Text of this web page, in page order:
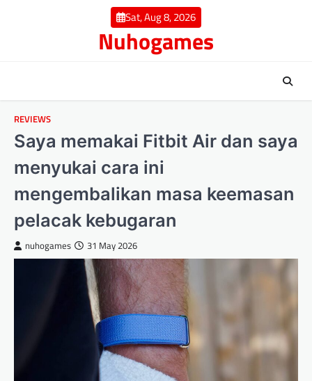
Sat, Aug 8, 2026
Nuhogames
REVIEWS
Saya memakai Fitbit Air dan saya
menyukai cara ini
mengembalikan masa keemasan
pelacak kebugaran
nuhogames 31 May 2026